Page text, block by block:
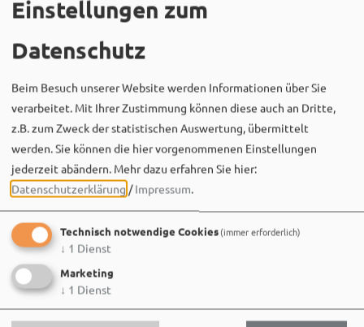
Bergwaldtheater
06. August um 18:08 via Facebook
Sei wie Luisa & Chiara!
neuen Ohrwurm. 🎤✨
der im Kopf bleibt. 🌿🎵
Wir sehen uns…
Einstellungen zum
Datenschutz
Beim Besuch unserer Website werden Informationen über Sie
verarbeitet. Mit Ihrer Zustimmung können diese auch an Dritte,
z.B. zum Zweck der statistischen Auswertung, übermittelt
werden. Sie können die hier vorgenommenen Einstellungen
jederzeit abändern. Mehr dazu erfahren Sie hier:
Datenschutzerklärung /Impressum.
Technisch notwendige Cookies(immer erforderlich)
↓ 1 Dienst
Marketing
↓ 1 Dienst